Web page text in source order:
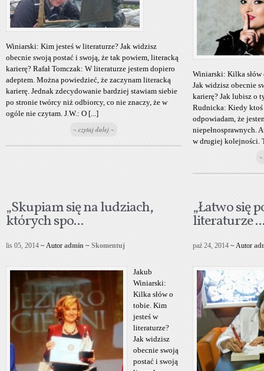
Winiarski: Kim jesteś w literaturze? Jak widzisz
obecnie swoją postać i swoją, że tak powiem, literacką
karierę? Rafał Tomczak: W literaturze jestem dopiero
adeptem. Można powiedzieć, że zaczynam literacką
karierę. Jednak zdecydowanie bardziej stawiam siebie
po stronie twórcy niż odbiorcy, co nie znaczy, że w
ogóle nie czytam. J.W.: O [...]
~ czytaj dalej ~
Winiarski: Kilka słów
Jak widzisz obecnie
karierę? Jak lubisz o
Rudnicka: Kiedy ktoś
odpowiadam, że
niepełnosprawnych.
w drugiej kolejności.
„Skupiam się na ludziach,
których spo...
lis 05, 2014 ~ Autor admin ~ Skomentuj
Jakub
Winiarski:
Kilka słów o
tobie. Kim
jesteś w
literaturze?
Jak widzisz
obecnie swoją
postać i swoją
„Łatwo się
literaturze ...
paź 24, 2014 ~ Autor